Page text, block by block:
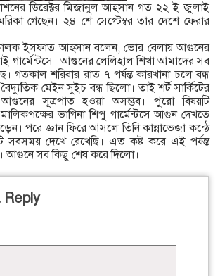
ডিরেক্টর মিজানুল আহসান গত ২২ ই জুলাই
গেছেন। ২৪ শে সেপ্টেম্বর তার দেশে ফেরার
ইসফাত আহসান বলেন, ভোর বেলায় আগুনের
গার্মেন্টসে। আগুনের লেলিহাল শিখা আমাদের সব
গতকাল শরিবার রাত ৭ পর্যন্ত কারখানা চলে বন্ধ
মেইন সুইচ বন্ধ ছিলো। তাই শর্ট সার্কিটের
সূত্রপাত হওয়া অসম্ভব। পুরো বিষয়টি
ভাগিনা শিপু গার্মেন্টসে আগুন দেখতে
পরে জ্ঞান ফিরে আসলে তিনি কান্নাভেজা কন্ঠে
সবসময় দেখে রেখেছি। এত কষ্ট করে এই পর্যন্ত
আগুনে সব কিছু শেষ করে দিলো।
Reply